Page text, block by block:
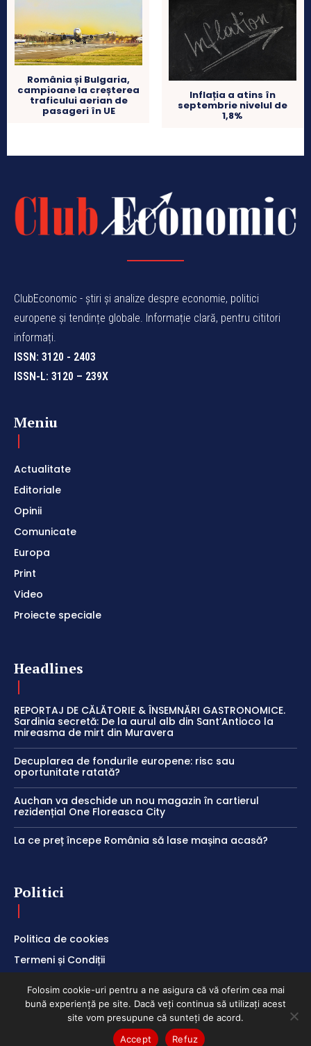
România și Bulgaria,
campioane la creșterea
traficului aerian de
pasageri în UE
Inflația a atins în
septembrie nivelul de
1,8%
ClubEconomic - știri și analize despre economie, politici
europene și tendințe globale. Informație clară, pentru cititori
informați.
ISSN: 3120 - 2403
ISSN-L: 3120 – 239X
Meniu
Actualitate
Editoriale
Opinii
Comunicate
Europa
Print
Video
Proiecte speciale
Headlines
REPORTAJ DE CĂLĂTORIE & ÎNSEMNĂRI GASTRONOMICE.
Sardinia secretă: De la aurul alb din Sant’Antioco la
mireasma de mirt din Muravera
Decuplarea de fondurile europene: risc sau
oportunitate ratată?
Auchan va deschide un nou magazin în cartierul
rezidențial One Floreasca City
La ce preț începe România să lase mașina acasă?
Politici
Politica de cookies
Termeni și Condiții
Folosim cookie-uri pentru a ne asigura că vă oferim cea mai
bună experiență pe site. Dacă veți continua să utilizați acest
site vom presupune că sunteți de acord.
Accept
Refuz